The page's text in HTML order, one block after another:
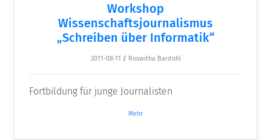
Workshop
Wissenschaftsjournalismus
„Schreiben über Informatik“
2011-08-11 / Roswitha Bardohl
Fortbildung für junge Journalisten
Mehr